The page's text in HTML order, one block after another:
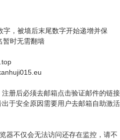
，被墙后末尾数字开始递增并保
暂时无需翻墙
册后必须去邮箱点击验证邮件的链接
于安全原因需要用户去邮箱自助激活
器不仅会无法访问还存在监控，请不